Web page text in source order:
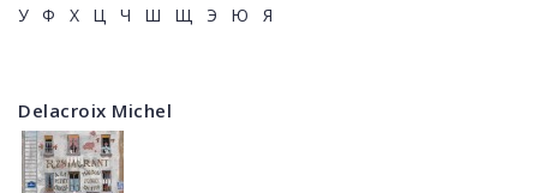
У
Ф Х Ц Ч Ш Щ Э Ю Я
Delacroix Michel